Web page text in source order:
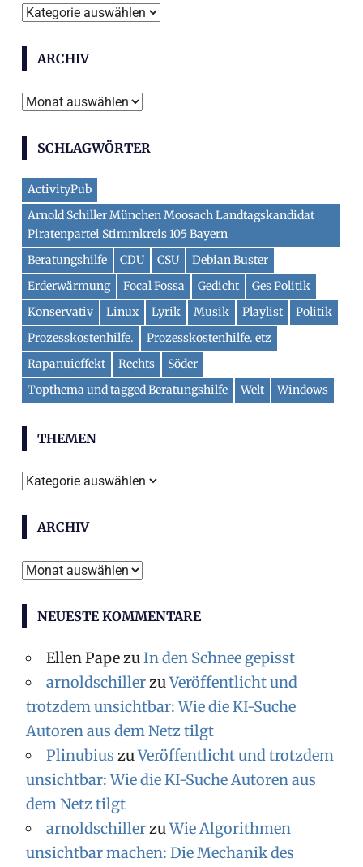
Themen
ARCHIV
Archiv
SCHLAGWÖRTER
ActivityPub
Arnold Schiller München Moosach Landtagskandidat
Piratenpartei Stimmkreis 105 Bayern
Beratungshilfe
CDU CSU
Debian Buster
Erderwärmung
Focal Fossa Gedicht
Ges Politik
Konservativ
Linux Lyrik Musik Playlist
Politik
Prozesskostenhilfe.
Prozesskostenhilfe. etz
Rapanuieffekt
Rechts
Söder
Topthema und tagged Beratungshilfe
Welt Windows
THEMEN
Themen
ARCHIV
Archiv
NEUESTE KOMMENTARE
Ellen PapezuIn den Schnee gepisst
arnoldschillerzuVeröffentlicht und
trotzdem unsichtbar: Wie die KI-Suche
Autoren aus dem Netz tilgt
Plinubius zuVeröffentlicht und trotzdem
unsichtbar: Wie die KI-Suche Autoren aus
dem Netz tilgt
arnoldschillerzuWie Algorithmen
unsichtbar machen: Die Mechanik des